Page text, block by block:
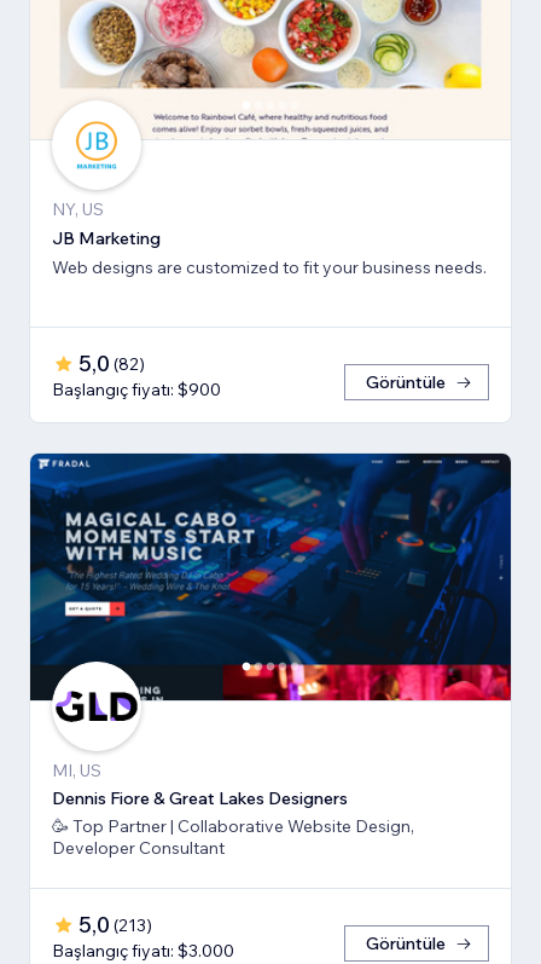
NY, US
JB Marketing
Web designs are customized to fit your business needs.
5,0 (82)
Başlangıç fiyatı: $900
Görüntüle
MI, US
Dennis Fiore & Great Lakes Designers
🥳 Top Partner | Collaborative Website Design,
Developer Consultant
5,0 (213)
Başlangıç fiyatı: $3.000
Görüntüle